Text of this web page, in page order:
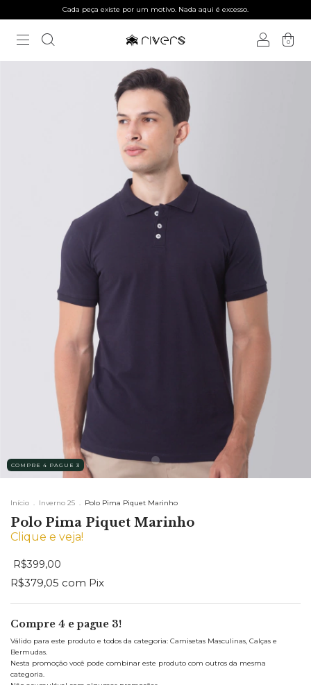
Cada peça existe por um motivo. Nada aqui é excesso.
0
COMPRE 4 PAGUE 3
Início Inverno 25 Polo Pima Piquet Marinho
Polo Pima Piquet Marinho
Clique e veja!
R$399,00
R$379,05 com Pix
Compre 4 e pague 3!
Válido para este produto e todos da categoria: Camisetas Masculinas, Calças e
Bermudas.
Nesta promoção você pode combinar este produto com outros da mesma
categoria.